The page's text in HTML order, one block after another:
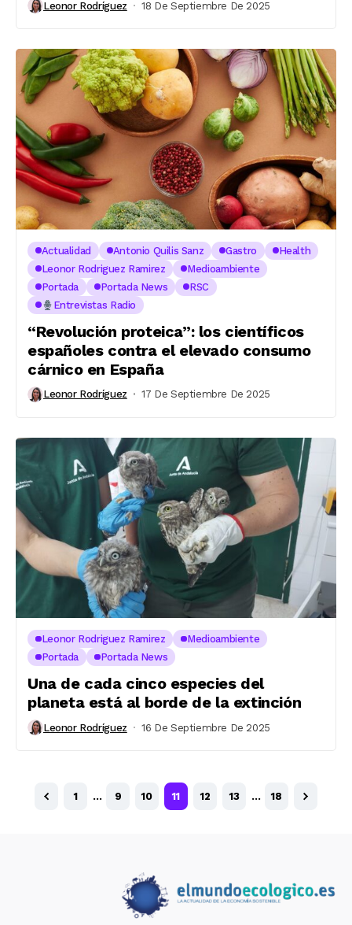
Leonor Rodríguez 18 De Septiembre De 2025
Actualidad Antonio Quilis Sanz Gastro
Health
Leonor Rodriguez Ramirez
Medioambiente
Portada
Portada News
RSC
Entrevistas Radio
“Revolución proteica”: los científicos
españoles contra el elevado consumo
cárnico en España
Leonor Rodríguez 17 De Septiembre De 2025
Leonor Rodriguez Ramirez
Medioambiente
Portada
Portada News
Una de cada cinco especies del
planeta está al borde de la extinción
Leonor Rodríguez 16 De Septiembre De 2025
1 … 9 10 11 12 13 … 18